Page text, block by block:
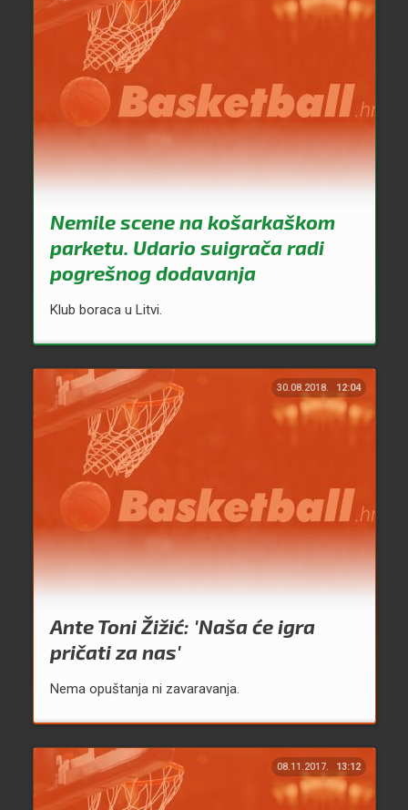
Nemile scene na košarkaškom
parketu. Udario suigrača radi
pogrešnog dodavanja
Klub boraca u Litvi.
30.08.2018. 12:04
Ante Toni Žižić: 'Naša će igra
pričati za nas'
Nema opuštanja ni zavaravanja.
08.11.2017. 13:12